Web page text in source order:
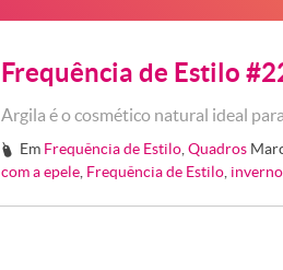
Frequência de Estilo
Argila é o cosmético natural ideal
# Em Frequência de Estilo ,Quadros
com a epele Frequência de Estilo inverno